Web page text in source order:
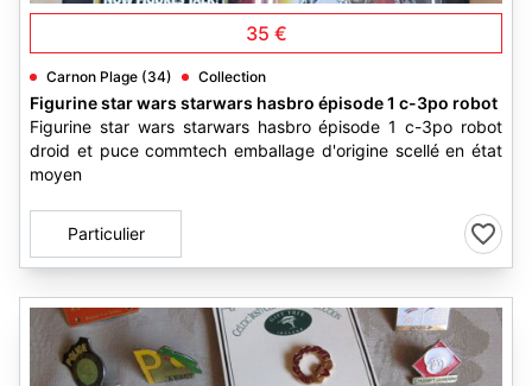
35 €
Carnon Plage (34) Collection
Figurine star wars starwars hasbro épisode 1 c-3po robot
Figurine star wars starwars hasbro épisode 1 c-3po robot
droid et puce commtech emballage d'origine scellé en état
moyen
Particulier